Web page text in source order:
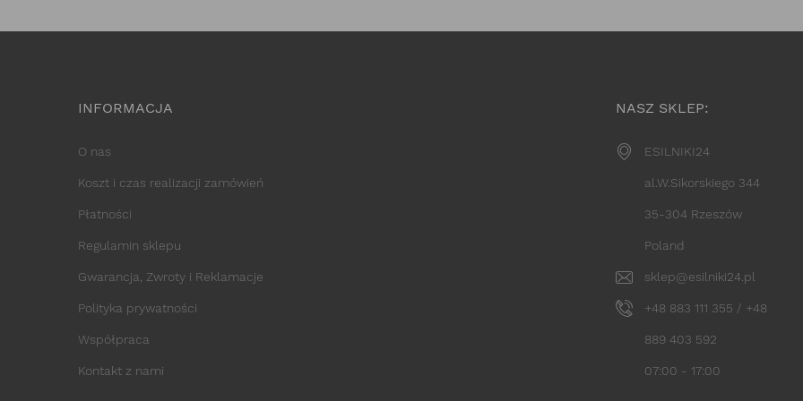
INFORMACJA
O nas
Koszt i czas realizacji zamówień
Płatności
Regulamin sklepu
Gwarancja, Zwroty i Reklamacje
Polityka prywatności
Współpraca
Kontakt z nami
NASZ SKLEP:
ESILNIKI24
al.W.Sikorskiego 344
35-304 Rzeszów
Poland
sklep@esilniki24.pl
+48 883 111 355 / +48
889 403 592
07:00 - 17:00